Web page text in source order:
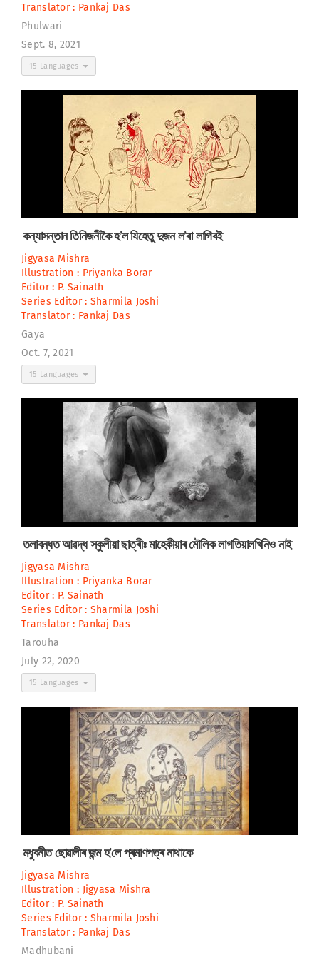
Translator : Pankaj Das
Phulwari
Sept. 8, 2021
15 Languages
কন্যাসন্তান তিনিজনীকৈ হ’ল যিহেতু দুজন ল’ৰা লাগিবই
Jigyasa Mishra
Illustration : Priyanka Borar
Editor : P. Sainath
Series Editor : Sharmila Joshi
Translator : Pankaj Das
Gaya
Oct. 7, 2021
15 Languages
তলাবন্ধত আৱদ্ধ স্কুলীয়া ছাত্ৰীঃ মাহেকীয়াৰ মৌলিক লাগতিয়ালখিনিও নাই
Jigyasa Mishra
Illustration : Priyanka Borar
Editor : P. Sainath
Series Editor : Sharmila Joshi
Translator : Pankaj Das
Tarouha
July 22, 2020
15 Languages
মধুবনীত ছোৱালীৰ জন্ম হ’লে প্ৰমাণপত্ৰ নাথাকে
Jigyasa Mishra
Illustration : Jigyasa Mishra
Editor : P. Sainath
Series Editor : Sharmila Joshi
Translator : Pankaj Das
Madhubani